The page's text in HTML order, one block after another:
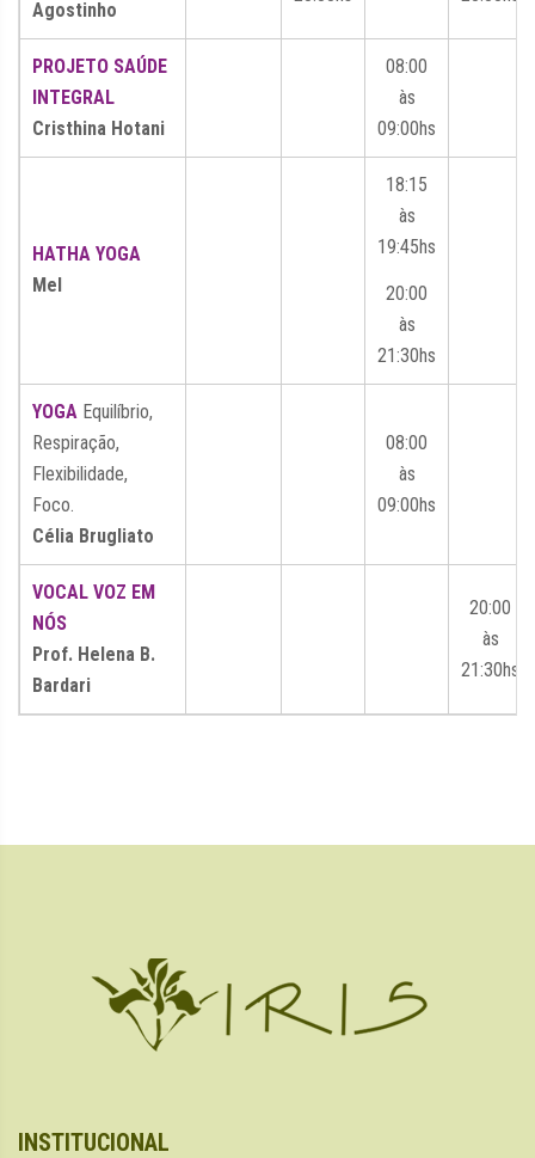
Agostinho
PROJETO SAÚDE
INTEGRAL
Cristhina Hotani
08:00
às
09:00hs
HATHA YOGA
Mel
18:15
às
19:45hs
20:00
às
21:30hs
YOGA Equilíbrio,
Respiração,
Flexibilidade,
Foco.
Célia Brugliato
08:00
às
09:00hs
VOCAL VOZ EM
NÓS
Prof. Helena B.
Bardari
20:00
às
21:30hs
INSTITUCIONAL